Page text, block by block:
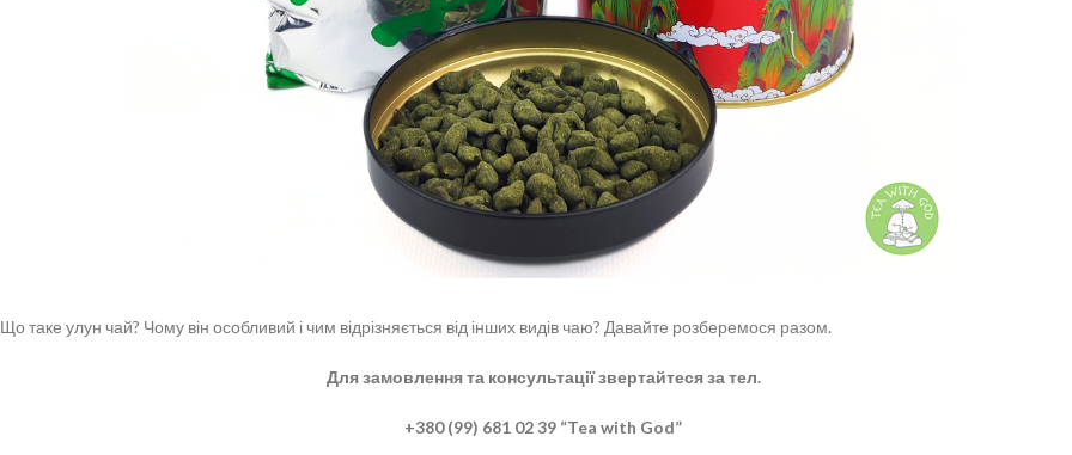
Що таке улун чай? Чому він особливий і чим відрізняється від інших видів чаю? Давайте розберемося разом.
Для замовлення та консультації звертайтеся за тел.
+380 (99) 681 02 39 “Tea with God”